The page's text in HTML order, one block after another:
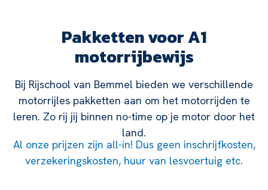
Pakketten voor A1
motorrijbewijs
Bij Rijschool van Bemmel bieden we verschillende
motorrijles pakketten aan om het motorrijden te
leren. Zo rij jij binnen no-time op je motor door het
land.
Al onze prijzen zijn all-in! Dus geen inschrijfkosten,
verzekeringskosten, huur van lesvoertuig etc.